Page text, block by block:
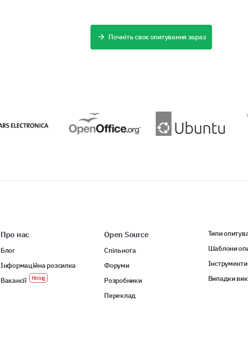
ефективність платформи.
Почніть своє опитування зараз
Про нас
Блог
Інформаційна розсилка
Вакансії
Open Source
Спільнота
Форуми
Розробники
Переклад
Типи
Шаблони
Випадки